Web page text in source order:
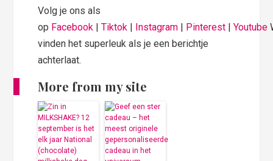
Volg je ons als
op Facebook |Tiktok Instagram Pinterest |Youtube
vinden het superleuk als je een berichtje
achterlaat.
More from my site